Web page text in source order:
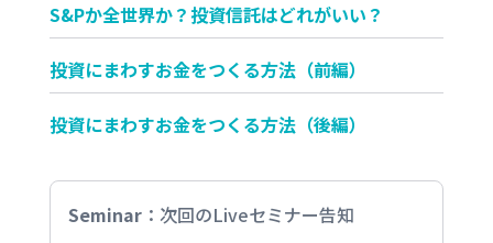
S&Pか全世界か？投資信託はどれがいい？
投資にまわすお金をつくる方法（前編）
投資にまわすお金をつくる方法（後編）
Seminar： 次回のLiveセミナー告知